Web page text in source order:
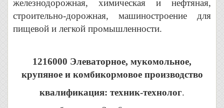
железнодорожная, химическая и нефтяная,
строительно-дорожная, машиностроение для
пищевой и легкой промышленности.
1216000 Элеваторное, мукомольное,
крупяное и комбикормовое производство
квалификация: техник-технолог.